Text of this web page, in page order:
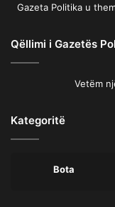
Gazeta Politika u
Qëllimi i Gazetës
Vetëm
Kategoritë
Bota